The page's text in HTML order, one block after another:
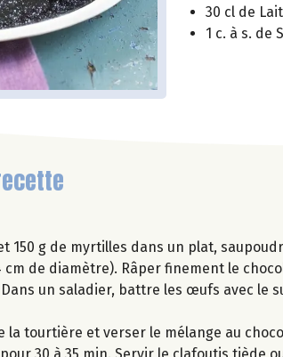
30 cl de Lait
1 c. à s. de
150 g de myrtilles dans un plat,
cm de diamètre). Râper finement le
un saladier, battre les œufs avec
la tourtière et verser le mélange au
30 à 35 min. Servir le clafoutis tiède